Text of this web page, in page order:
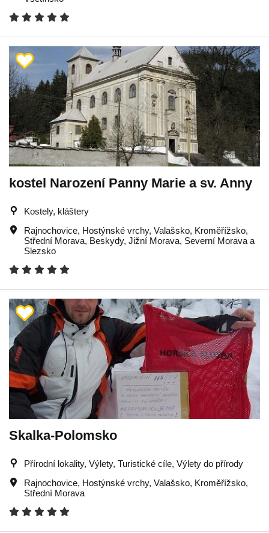
kostel Narození Panny Marie a sv. Anny
Kostely, kláštery
Rajnochovice, Hostýnské vrchy, Valašsko, Kroměřížsko,
Střední Morava, Beskydy, Jižní Morava, Severní Morava a
Slezsko
Skalka-Polomsko
Přírodní lokality, Výlety, Turistické cíle, Výlety do přírody
Rajnochovice, Hostýnské vrchy, Valašsko, Kroměřížsko,
Střední Morava